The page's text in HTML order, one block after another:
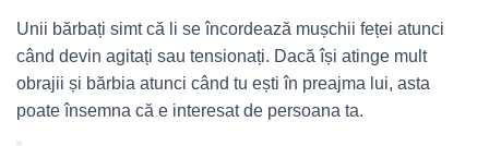
Unii bărbați simt că li se încordează mușchii feței atunci
când devin agitați sau tensionați. Dacă își atinge mult
obrajii și bărbia atunci când tu ești în preajma lui, asta
poate însemna că e interesat de persoana ta.